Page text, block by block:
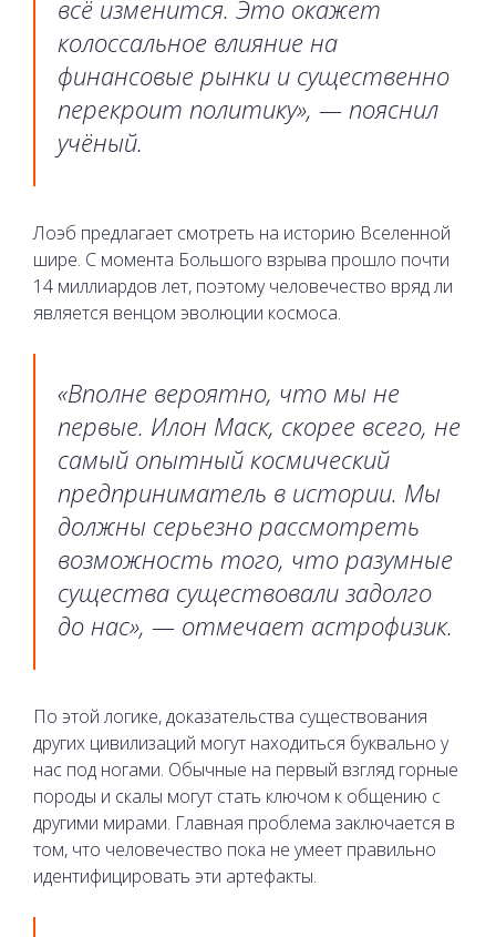
всё изменится. Это окажет
колоссальное влияние на
финансовые рынки и существенно
перекроит политику», — пояснил
учёный.
Лоэб предлагает смотреть на историю Вселенной
шире. С момента Большого взрыва прошло почти
14 миллиардов лет, поэтому человечество вряд ли
является венцом эволюции космоса.
«Вполне вероятно, что мы не
первые. Илон Маск, скорее всего, не
самый опытный космический
предприниматель в истории. Мы
должны серьезно рассмотреть
возможность того, что разумные
существа существовали задолго
до нас», — отмечает астрофизик.
По этой логике, доказательства существования
других цивилизаций могут находиться буквально у
нас под ногами. Обычные на первый взгляд горные
породы и скалы могут стать ключом к общению с
другими мирами. Главная проблема заключается в
том, что человечество пока не умеет правильно
идентифицировать эти артефакты.